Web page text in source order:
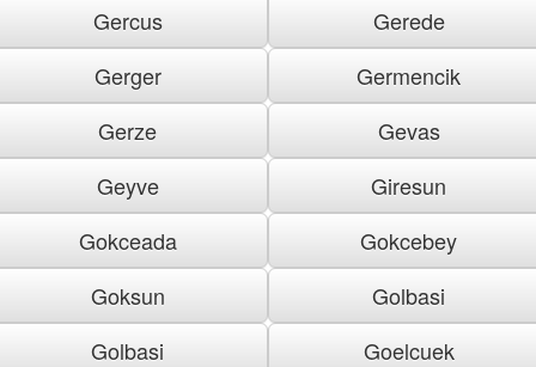
Gercus
Gerede
Gerger
Germencik
Gerze
Gevas
Geyve
Giresun
Gokceada
Gokcebey
Goksun
Golbasi
Golbasi
Goelcuek